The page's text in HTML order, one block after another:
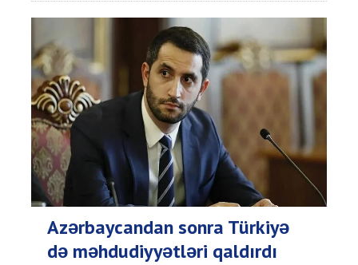
Azərbaycandan sonra Türkiyə
də məhdudiyyətləri qaldırdı